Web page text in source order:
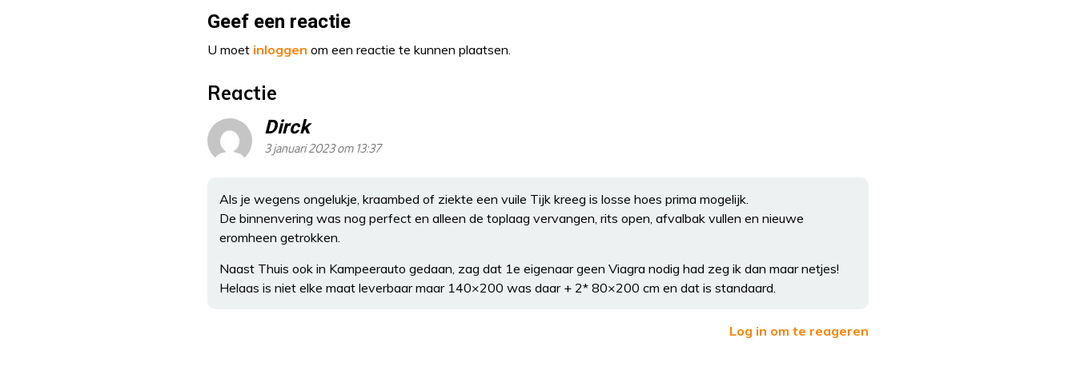
Geef een reactie
U moet inloggen om een reactie te kunnen plaatsen.
Reactie
Dirck
3 januari 2023 om 13:37
Als je wegens ongelukje, kraambed of ziekte een vuile Tijk kreeg is losse hoes prima mogelijk.
De binnenvering was nog perfect en alleen de toplaag vervangen, rits open, afvalbak vullen en nieuwe
eromheen getrokken.
Naast Thuis ook in Kampeerauto gedaan, zag dat 1e eigenaar geen Viagra nodig had zeg ik dan maar netjes!
Helaas is niet elke maat leverbaar maar 140×200 was daar + 2* 80×200 cm en dat is standaard.
Log in om te reageren